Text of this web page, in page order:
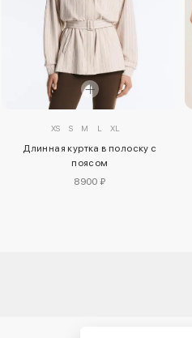
XS S M L XL
Длинная куртка в полоску с
поясом
8900 ₽